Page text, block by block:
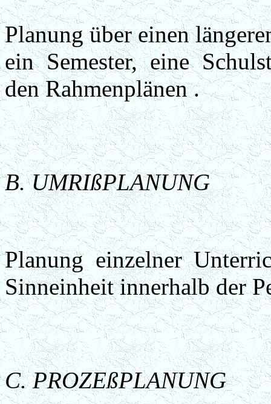
Planung über einen
ein Semester, eine
den Rahmenplänen .
B. UMRIßPLANUNG
Planung einzelner
Sinneinheit innerhalb der
C. PROZEßPLANUNG